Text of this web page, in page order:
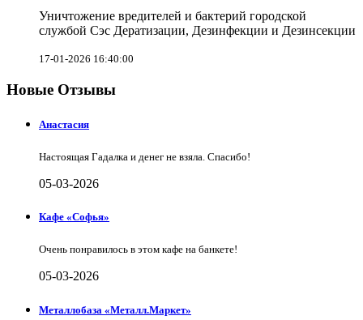
Уничтожение вредителей и бактерий городской
службой Сэс Дератизации, Дезинфекции и Дезинсекции
17-01-2026 16:40:00
Новые Отзывы
Анастасия
Настоящая Гадалка и денег не взяла. Спасибо!
05-03-2026
Кафе «Софья»
Очень понравилось в этом кафе на банкете!
05-03-2026
Металлобаза «Металл.Маркет»